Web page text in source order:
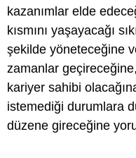
kazanımlar elde
kısmını yaşayacağı
şekilde yöneteceğine
zamanlar
kariyer sahibi
istemediği durumlara
düzene gireceğine